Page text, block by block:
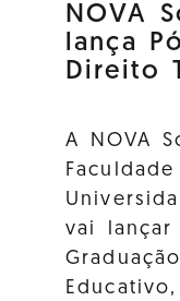
NOVA
lança
Direito
A NOVA
vai lançar